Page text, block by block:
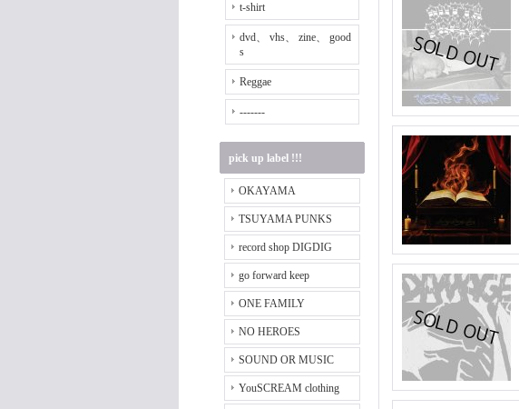
t-shirt
dvd、 vhs、 zine、 good
s
Reggae
-------
pick up label !!!
OKAYAMA
TSUYAMA PUNKS
record shop DIGDIG
go forward keep
ONE FAMILY
NO HEROES
SOUND OR MUSIC
YouSCREAM clothing